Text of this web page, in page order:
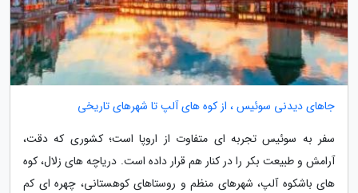
جاهای دیدنی سوئیس ، از کوه های آلپ تا شهرهای تاریخی
سفر به سوئیس تجربه ای متفاوت از اروپا است؛ کشوری که دقت،
آرامش و طبیعت بکر را در کنار هم قرار داده است. دریاچه های زلال، کوه
های باشکوه آلپ، شهرهای منظم و روستاهای کوهستانی، چهره ای کم